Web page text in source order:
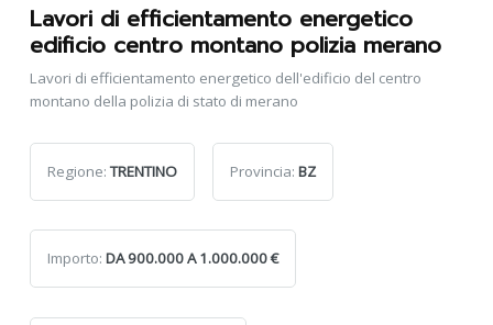
Lavori di efficientamento energetico
edificio centro montano polizia merano
Lavori di efficientamento energetico dell'edificio del centro
montano della polizia di stato di merano
Regione:TRENTINO Provincia: BZ
Importo: DA 900.000 A 1.000.000 €